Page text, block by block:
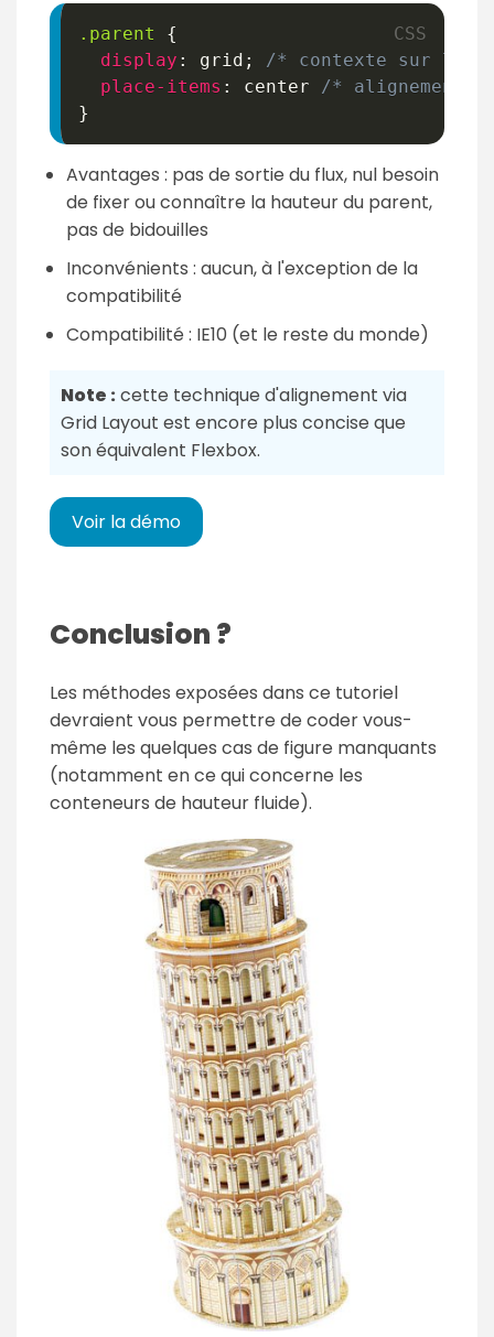
.parent
{
display : grid ;
/* contexte sur le
place-items : center
/* alignement
}
Avantages : pas de sortie du flux, nul besoin
de fixer ou connaître la hauteur du parent,
pas de bidouilles
Inconvénients : aucun, à l'exception de la
compatibilité
Compatibilité : IE10 (et le reste du monde)
Note :cette technique d'alignement via
Grid Layout est encore plus concise que
son équivalent Flexbox.
Voir la démo
Conclusion ?
Les méthodes exposées dans ce tutoriel
devraient vous permettre de coder vous-
même les quelques cas de figure manquants
(notamment en ce qui concerne les
conteneurs de hauteur fluide).